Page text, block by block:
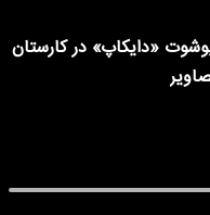
«دایکاپ» در کارستان